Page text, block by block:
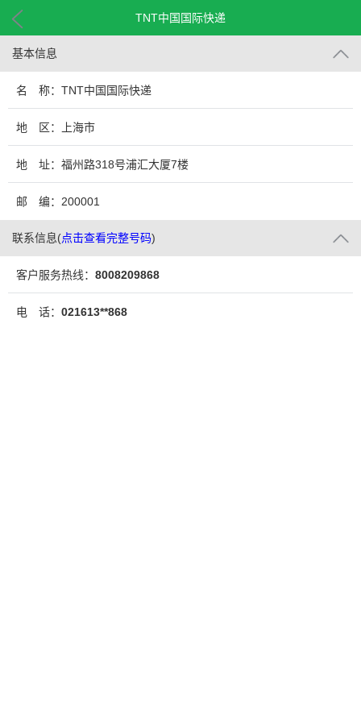
TNT中国国际快递
基本信息
名 称：TNT中国国际快递
地 区：上海市
地 址：福州路318号浦汇大厦7楼
邮 编：200001
联系信息(点击查看完整号码)
客户服务热线： 8008209868
电 话： 021613**868